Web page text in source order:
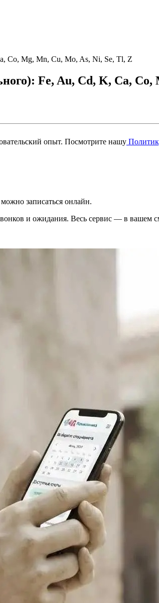
Co, Mg, Mn, Cu, Mo, As, Ni, Se, Tl, Z
Fe, Au, Cd, K, Ca,
опыт. Посмотрите нашу
записаться онлайн.
и ожидания. Весь сервис — в вашем